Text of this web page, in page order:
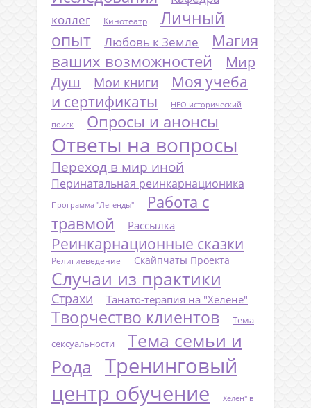
коллег
Кинотеатр
Личный
опыт
Любовь к Земле
Магия
ваших возможностей
Мир
Душ
Мои книги
Моя учеба
и сертификаты
НЕО исторический
поиск Опросы и анонсы
Ответы на вопросы
Переход в мир иной
Перинатальная реинкарнационика
Программа "Легенды"
Работа с
травмой
Рассылка
Реинкарнационные сказки
Религиеведение Скайпчаты Проекта
Случаи из практики
Страхи Танато-терапия на "Хелене"
Творчество клиентов
Тема
сексуальности
Тема семьи и
Рода
Тренинговый
центр обучение
Хелен" в